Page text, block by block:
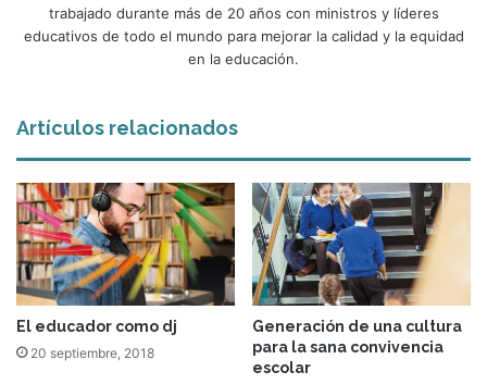
trabajado durante más de 20 años con ministros y líderes
educativos de todo el mundo para mejorar la calidad y la equidad
en la educación.
Artículos relacionados
El educador como dj
20 septiembre, 2018
Generación de una cultura
para la sana convivencia
escolar